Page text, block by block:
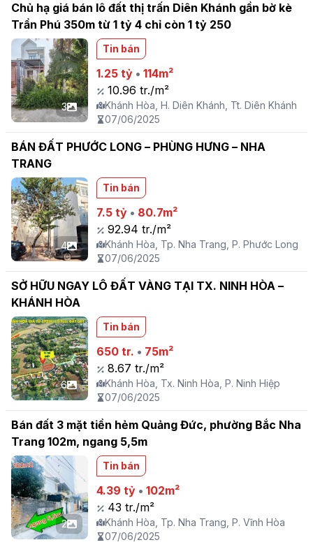
Chủ hạ giá bán lô đất thị trấn Diên Khánh gần bờ kè
Trần Phú 350m từ 1 tỷ 4 chỉ còn 1 tỷ 250
3
Tin bán
1.25 tỷ •114m²
10.96 tr./m²
Khánh Hòa, H. Diên Khánh, Tt. Diên Khánh
07/06/2025
BÁN ĐẤT PHƯỚC LONG – PHÙNG HƯNG – NHA
TRANG
4
Tin bán
7.5 tỷ • 80.7m²
92.94 tr./m²
Khánh Hòa, Tp. Nha Trang, P. Phước Long
07/06/2025
SỞ HỮU NGAY LÔ ĐẤT VÀNG TẠI TX. NINH HÒA –
KHÁNH HÒA
6
Tin bán
650 tr. • 75m²
8.67 tr./m²
Khánh Hòa, Tx. Ninh Hòa, P. Ninh Hiệp
07/06/2025
Bán đất 3 mặt tiền hẻm Quảng Đức, phường Bắc Nha
Trang 102m, ngang 5,5m
2
Tin bán
4.39 tỷ •102m²
43 tr./m²
Khánh Hòa, Tp. Nha Trang, P. Vĩnh Hòa
07/06/2025